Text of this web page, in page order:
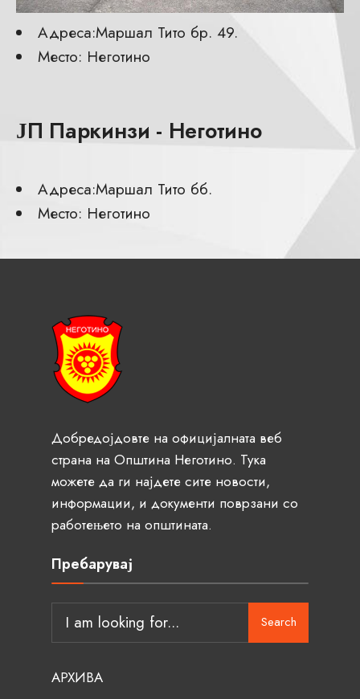
Адреса:Маршал Тито бр. 49.
Место: Неготино
ЈП Паркинзи - Неготино
Адреса:Маршал Тито бб.
Место: Неготино
Добредојдовте на официјалната веб
страна на Општина Неготино. Тука
можете да ги најдете сите новости,
информации, и документи поврзани со
работењето на општината.
Пребарувај
Search
АРХИВА